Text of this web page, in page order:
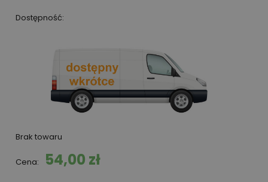
Dostępność:
Brak towaru
Cena: 54,00 zł